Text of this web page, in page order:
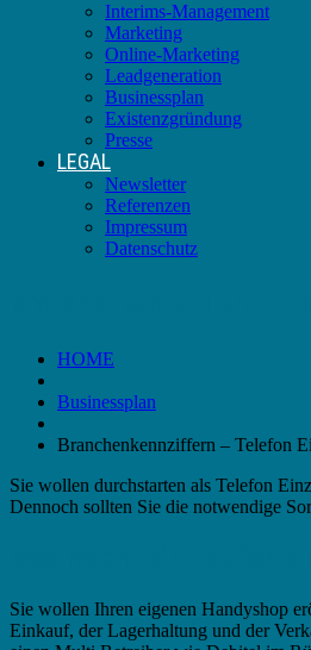
Interims-Management
Marketing
Online-Marketing
Leadgeneration
Businessplan
Existenzgründung
Presse
LEGAL
Newsletter
Referenzen
Impressum
Datenschutz
HOME
Businessplan
Branchenkennziffern – Telefon
Sie wollen durchstarten als Telefon
Dennoch sollten Sie die notwendige
Sie wollen Ihren eigenen Handyshop
Einkauf, der Lagerhaltung und der